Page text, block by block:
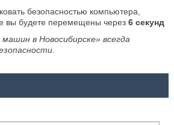
безопасностью компьютера,
вы будете перемещены через 6секунд
в Новосибирске» всегда